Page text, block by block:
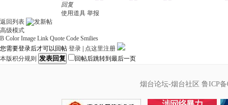
回复
使用道具 举报
返回列表
高级模式
B Color Image Link Quote Code Smilies
您需要登录后才可以回帖 登录
点这里注册
本版积分规则 发表回复 回帖后跳转到最后一页
烟台论坛-烟台社区 鲁ICP备